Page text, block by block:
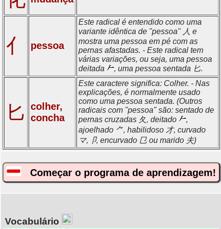
亻 pessoa
Este radical é entendido como uma
variante idêntica de "pessoa" 人 e
mostra uma pessoa em pé com as
pernas afastadas. - Este radical tem
várias variações, ou seja, uma pessoa
deitada
, uma pessoa sentada 匕.
匕
colher,
concha
Este caractere significa: Colher. - Nas
explicações, é normalmente usado
como uma pessoa sentada. (Outros
radicais com "pessoa" são: sentado de
pernas cruzadas 夂, deitado
,
ajoelhado ⺈, habilidoso 才, curvado
マ,卩, encurvado 㔾 ou marido 夫)
Começar o programa de aprendizagem!
Vocabulário